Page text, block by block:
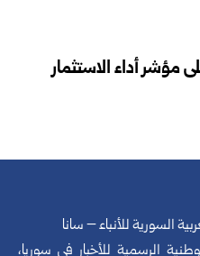
12 عالمياً على مؤشر أداء الاستثمار
السورية للأنباء – سانا
الرسمية للأخبار في سوريا،